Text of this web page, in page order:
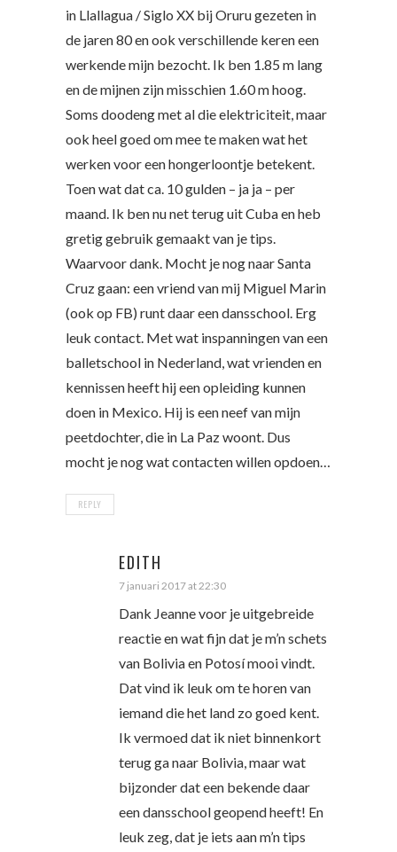
in Llallagua / Siglo XX bij Oruru gezeten in
de jaren 80 en ook verschillende keren een
werkende mijn bezocht. Ik ben 1.85 m lang
en de mijnen zijn misschien 1.60 m hoog.
Soms doodeng met al die elektriciteit, maar
ook heel goed om mee te maken wat het
werken voor een hongerloontje betekent.
Toen wat dat ca. 10 gulden – ja ja – per
maand. Ik ben nu net terug uit Cuba en heb
gretig gebruik gemaakt van je tips.
Waarvoor dank. Mocht je nog naar Santa
Cruz gaan: een vriend van mij Miguel Marin
(ook op FB) runt daar een dansschool. Erg
leuk contact. Met wat inspanningen van een
balletschool in Nederland, wat vrienden en
kennissen heeft hij een opleiding kunnen
doen in Mexico. Hij is een neef van mijn
peetdochter, die in La Paz woont. Dus
mocht je nog wat contacten willen opdoen…
REPLY
EDITH
7 januari 2017 at 22:30
Dank Jeanne voor je uitgebreide
reactie en wat fijn dat je m’n schets
van Bolivia en Potosí mooi vindt.
Dat vind ik leuk om te horen van
iemand die het land zo goed kent.
Ik vermoed dat ik niet binnenkort
terug ga naar Bolivia, maar wat
bijzonder dat een bekende daar
een dansschool geopend heeft! En
leuk zeg, dat je iets aan m’n tips